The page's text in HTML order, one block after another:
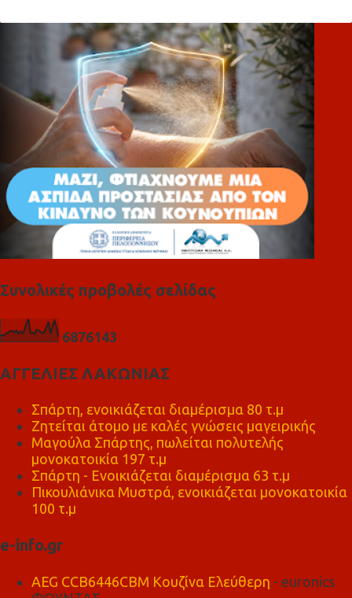
λ
Συνολικές προβολές σελίδας
6876143
ΑΓΓΕΛΙΕΣ ΛΑΚΩΝΙΑΣ
Σπάρτη, ενοικιάζεται διαμέρισμα 80 τ.μ
Ζητείται άτομο με καλές γνώσεις μαγειρικής
Μαγούλα Σπάρτης, πωλείται πολυτελής
μονοκατοικία 197 τ.μ
Σπάρτη - Ενοικιάζεται διαμέρισμα 63 τ.μ
Πικουλιάνικα Μυστρά, ενοικιάζεται μονοκατοικία
100 τ.μ
e-info.gr
AEG CCB6446CBM Κουζίνα Ελεύθερη - euronics